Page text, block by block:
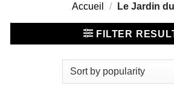
Accueil / Le Jardin
FILTER